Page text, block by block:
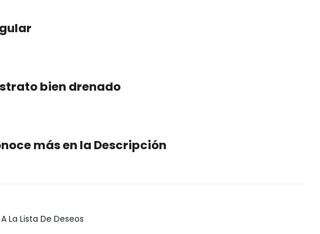
bien drenado
más en la Descripción
La Lista De Deseos